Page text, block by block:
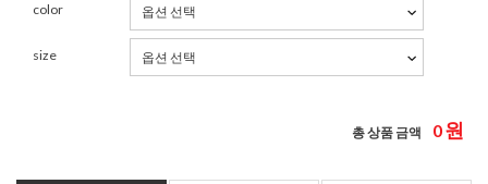
color
size
총 상품 금액 0원